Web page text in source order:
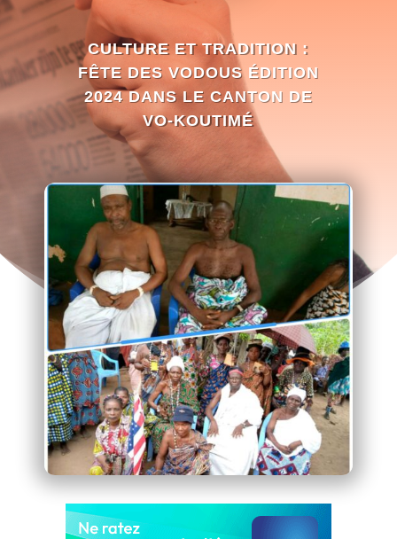
CULTURE ET TRADITION :
FÊTE DES VODOUS ÉDITION
2024 DANS LE CANTON DE
VO-KOUTIMÉ